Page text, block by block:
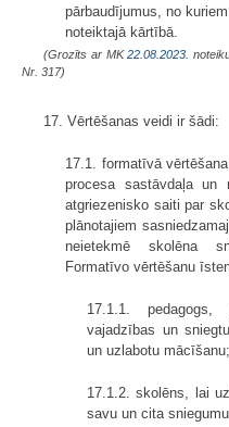
pārbaudījumus, no
noteiktajā kārtībā.
(Grozīts ar MK22.08.2023.
Nr. 317)
17. Vērtēšanas veidi ir šādi:
17.1. formatīvā
procesa sastāvdaļa un
atgriezenisko saiti par
plānotajiem
neietekmē skolēna
Formatīvo vērtēšanu
17.1.1.
vajadzības un
un uzlabotu mācīšanu;
17.1.2. skolēns, lai
savu un cita